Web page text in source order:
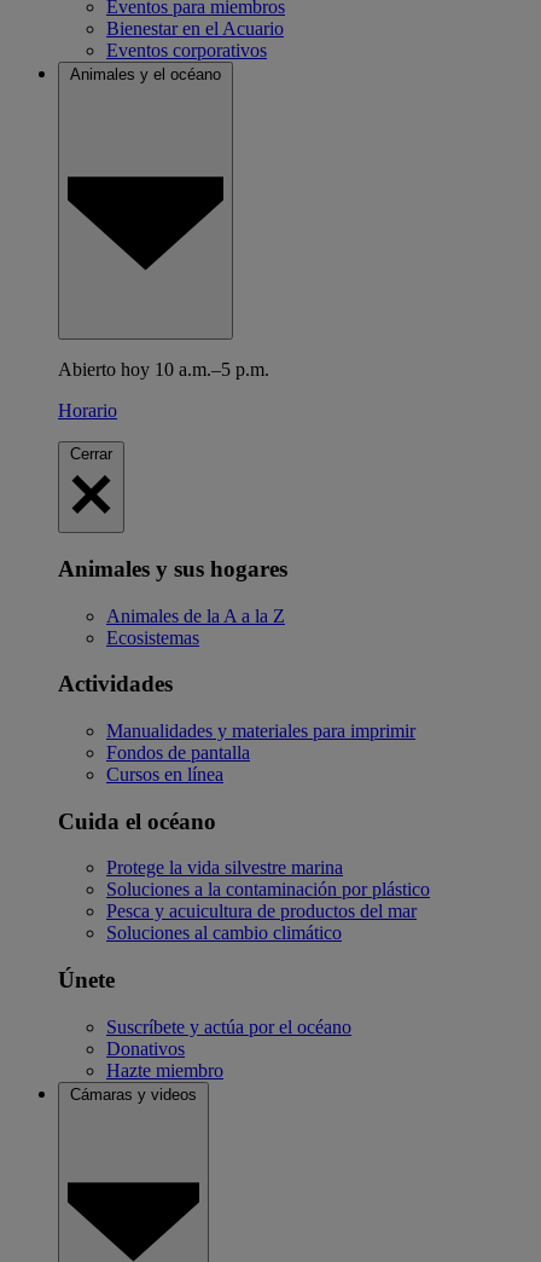
Eventos para miembros
Bienestar en el Acuario
Eventos corporativos
Animales y el océano
Abierto hoy 10 a.m.–5 p.m.
Horario
Cerrar
Animales y sus hogares
Animales de la A a la Z
Ecosistemas
Actividades
Manualidades y materiales para imprimir
Fondos de pantalla
Cursos en línea
Cuida el océano
Protege la vida silvestre marina
Soluciones a la contaminación por plástico
Pesca y acuicultura de productos del mar
Soluciones al cambio climático
Únete
Suscríbete y actúa por el océano
Donativos
Hazte miembro
Cámaras y videos